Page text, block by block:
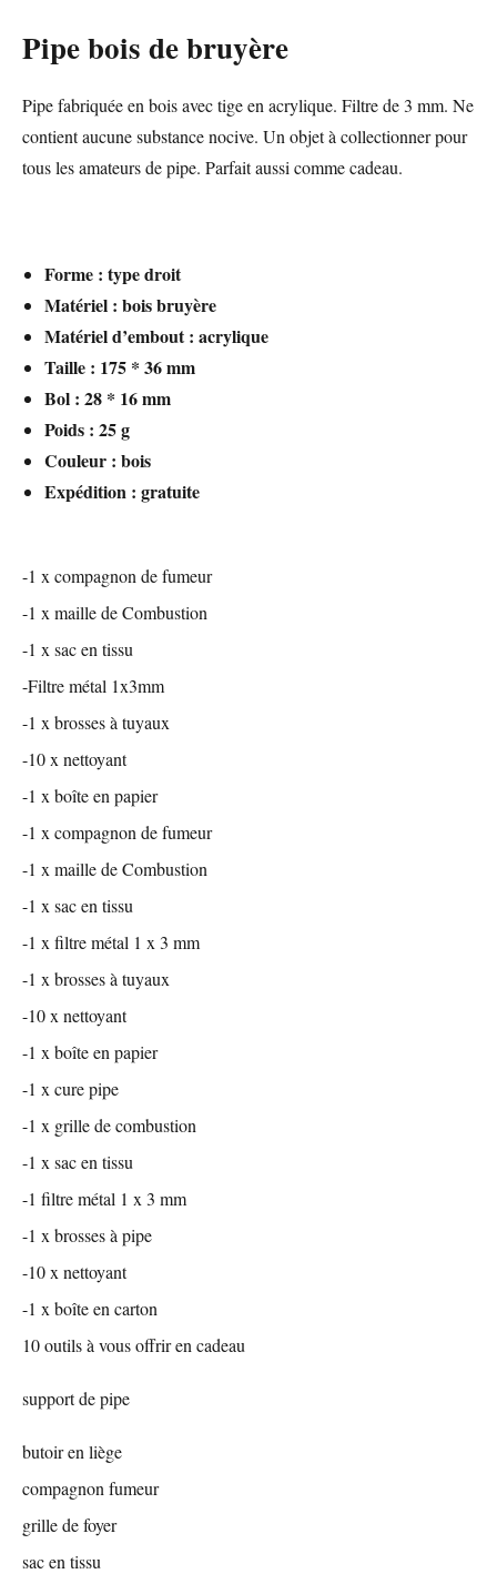
Pipe bois de bruyère
Pipe fabriquée en bois avec tige en acrylique. Filtre de 3 mm. Ne
contient aucune substance nocive. Un objet à collectionner pour
tous les amateurs de pipe. Parfait aussi comme cadeau.
Forme : type droit
Matériel : bois bruyère
Matériel d’embout : acrylique
Taille : 175 * 36 mm
Bol : 28 * 16 mm
Poids : 25 g
Couleur : bois
Expédition : gratuite
-1 x compagnon de fumeur
-1 x maille de Combustion
-1 x sac en tissu
-Filtre métal 1x3mm
-1 x brosses à tuyaux
-10 x nettoyant
-1 x boîte en papier
-1 x compagnon de fumeur
-1 x maille de Combustion
-1 x sac en tissu
-1 x filtre métal 1 x 3 mm
-1 x brosses à tuyaux
-10 x nettoyant
-1 x boîte en papier
-1 x cure pipe
-1 x grille de combustion
-1 x sac en tissu
-1 filtre métal 1 x 3 mm
-1 x brosses à pipe
-10 x nettoyant
-1 x boîte en carton
10 outils à vous offrir en cadeau
support de pipe
butoir en liège
compagnon fumeur
grille de foyer
sac en tissu